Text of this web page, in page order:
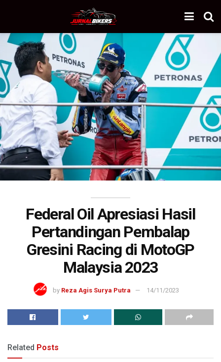
Federal Oil Apresiasi Hasil
Pertandingan Pembalap
Gresini Racing di MotoGP
Malaysia 2023
by Reza Agis Surya Putra 14/11/2023
Related Posts